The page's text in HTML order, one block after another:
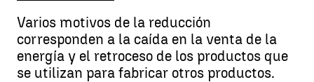
Varios motivos de la reducción
corresponden a la caída en la venta de la
energía y el retroceso de los productos que
se utilizan para fabricar otros productos.